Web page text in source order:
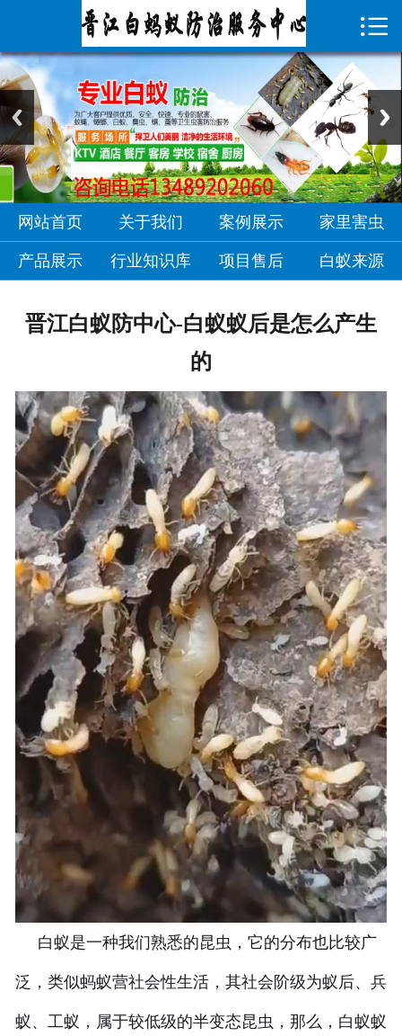
 首页
关于我们
案例展示
家里害虫
产品展示
行业知识库

网站首页 关于我们 案例展示 家里害虫
产品展示 行业知识库 项目售后 白蚁来源
晋江白蚁防中心-白蚁蚁后是怎么产生
的
白蚁是一种我们熟悉的昆虫，它的分布也比较广
泛，类似蚂蚁营社会性生活，其社会阶级为蚁后、兵
蚁、工蚁，属于较低级的半变态昆虫，那么，白蚁蚁